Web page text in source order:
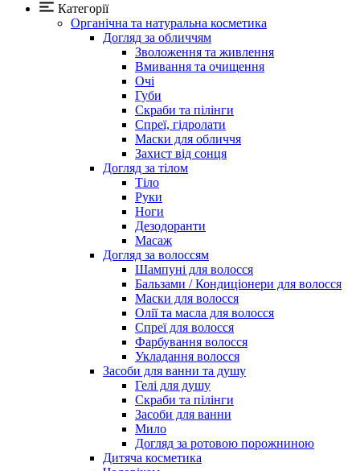
Категорії
Органічна та натуральна косметика
Догляд за обличчям
Зволоження та живлення
Вмивання та очищення
Очі
Губи
Скраби та пілінги
Спреї, гідролати
Маски для обличчя
Захист від сонця
Догляд за тілом
Тіло
Руки
Ноги
Дезодоранти
Масаж
Догляд за волоссям
Шампуні для волосся
Бальзами / Кондиціонери для волосся
Маски для волосся
Олії та масла для волосся
Спреї для волосся
Фарбування волосся
Укладання волосся
Засоби для ванни та душу
Гелі для душу
Скраби та пілінги
Засоби для ванни
Мило
Догляд за ротовою порожниною
Дитяча косметика